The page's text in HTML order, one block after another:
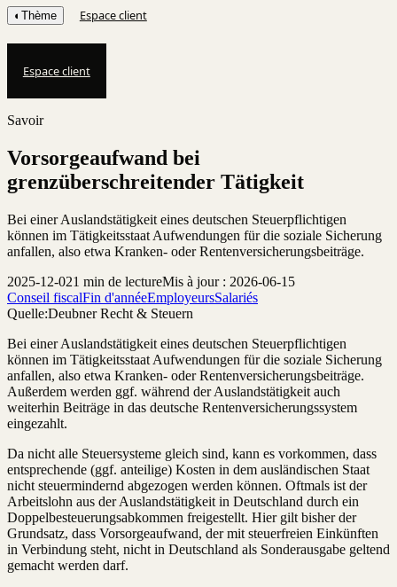
◐ Thème Espace client
Espace client
Savoir
Vorsorgeaufwand bei
grenzüberschreitender Tätigkeit
Bei einer Auslandstätigkeit eines deutschen Steuerpflichtigen
können im Tätigkeitsstaat Aufwendungen für die soziale Sicherung
anfallen, also etwa Kranken- oder Rentenversicherungsbeiträge.
2025-12-021 min de lectureMis à jour : 2026-06-15
Conseil fiscalFin d'annéeEmployeursSalariés
Quelle:Deubner Recht & Steuern
Bei einer Auslandstätigkeit eines deutschen Steuerpflichtigen
können im Tätigkeitsstaat Aufwendungen für die soziale Sicherung
anfallen, also etwa Kranken- oder Rentenversicherungsbeiträge.
Außerdem werden ggf. während der Auslandstätigkeit auch
weiterhin Beiträge in das deutsche Rentenversicherungssystem
eingezahlt.
Da nicht alle Steuersysteme gleich sind, kann es vorkommen, dass
entsprechende (ggf. anteilige) Kosten in dem ausländischen Staat
nicht steuermindernd abgezogen werden können. Oftmals ist der
Arbeitslohn aus der Auslandstätigkeit in Deutschland durch ein
Doppelbesteuerungsabkommen freigestellt. Hier gilt bisher der
Grundsatz, dass Vorsorgeaufwand, der mit steuerfreien Einkünften
in Verbindung steht, nicht in Deutschland als Sonderausgabe geltend
gemacht werden darf.